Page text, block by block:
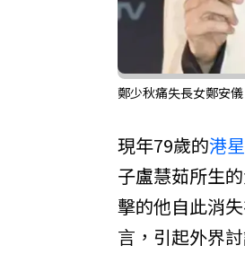
鄭少秋痛失長女鄭安
現年79歲的港星
子盧慧茹所生
擊的他自此消
言，引起外界討